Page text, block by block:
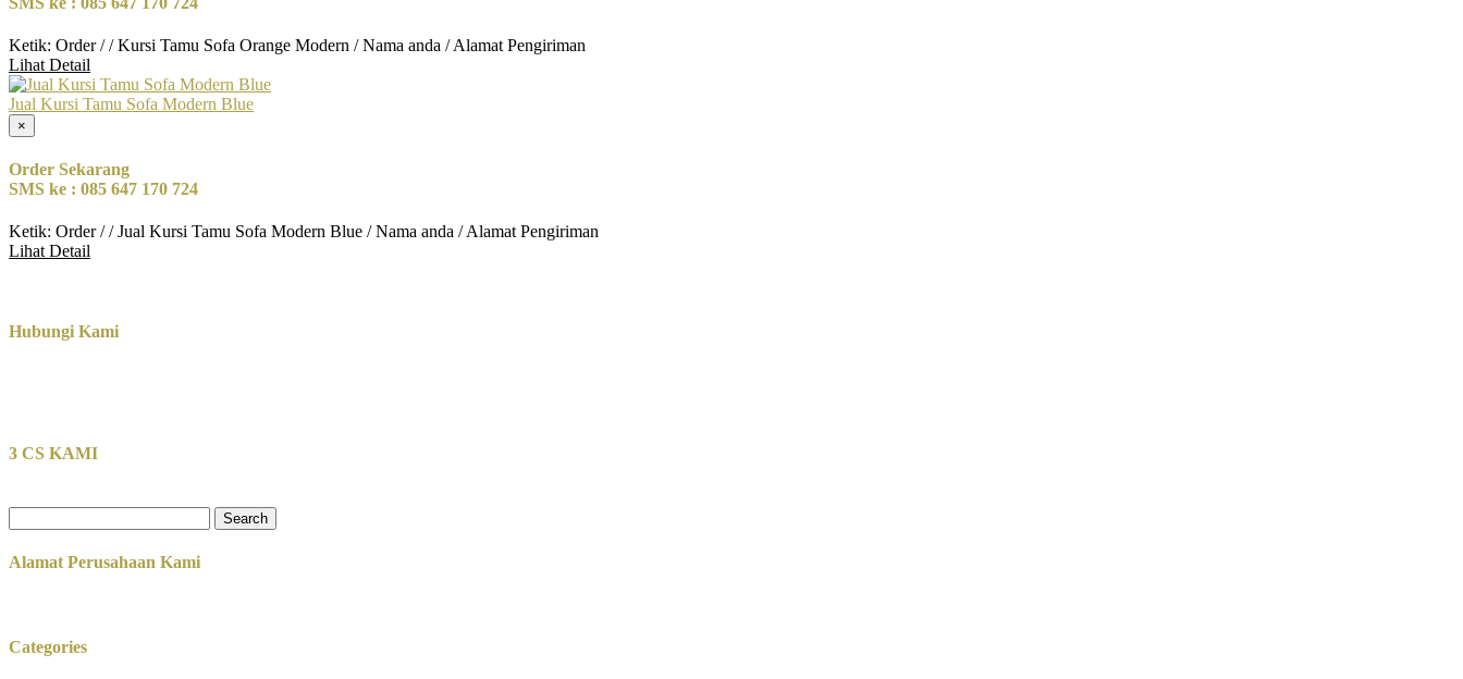
Ketik: Order / / Kursi Tamu Sofa Orange Modern / Nama anda / Alamat Pengiriman
Lihat Detail
Jual Kursi Tamu Sofa Modern Blue
×
Order Sekarang
SMS ke : 085 647 170 724
Ketik: Order / / Jual Kursi Tamu Sofa Modern Blue / Nama anda / Alamat Pengiriman
Lihat Detail
Hubungi Kami
3 CS KAMI
for:
Alamat Perusahaan Kami
Categories